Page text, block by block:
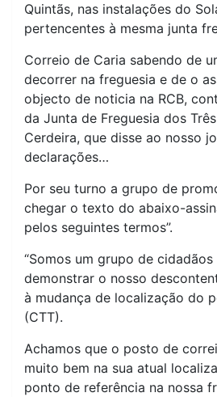
Quintãs, nas instalações do
pertencentes à mesma junta
Correio de Caria sabendo de
decorrer na freguesia e de o
objecto de noticia na RCB,
da Junta de Freguesia dos
Cerdeira, que disse ao nosso
declarações…
Por seu turno a grupo de
chegar o texto do abaixo-
pelos seguintes termos”.
“Somos um grupo de
demonstrar o nosso
à mudança de localização do
(CTT).
Achamos que o posto de
muito bem na sua atual
ponto de referência na nossa